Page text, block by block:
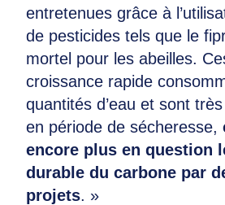
entretenues grâce à
de pesticides tels que le
mortel pour les abeilles.
croissance rapide
quantités d’eau et sont
en période de sécheresse,
encore plus en question
durable du carbone par
projets. »